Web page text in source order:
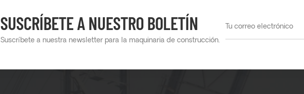
SUSCRÍBETE A NUESTRO BOLETÍN
Suscríbete a nuestra newsletter para la maquinaria de construcción.